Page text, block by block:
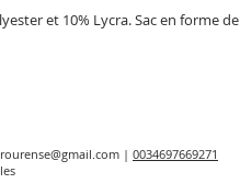
et 10% Lycra. Sac en forme de
| 0034697669271